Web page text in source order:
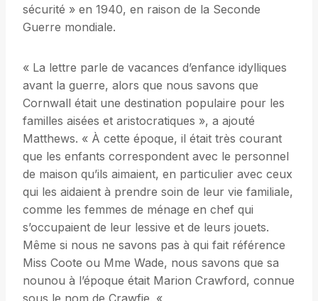
sécurité » en 1940, en raison de la Seconde
Guerre mondiale.
« La lettre parle de vacances d’enfance idylliques
avant la guerre, alors que nous savons que
Cornwall était une destination populaire pour les
familles aisées et aristocratiques », a ajouté
Matthews. « À cette époque, il était très courant
que les enfants correspondent avec le personnel
de maison qu’ils aimaient, en particulier avec ceux
qui les aidaient à prendre soin de leur vie familiale,
comme les femmes de ménage en chef qui
s’occupaient de leur lessive et de leurs jouets.
Même si nous ne savons pas à qui fait référence
Miss Coote ou Mme Wade, nous savons que sa
nounou à l’époque était Marion Crawford, connue